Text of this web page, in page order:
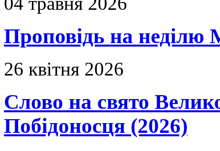
Проповідь на неділю
26 квітня 2026
Слово на свято
Побідоносця (2026)